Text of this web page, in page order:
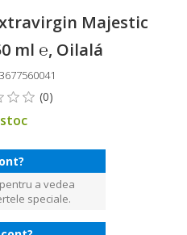
Majestic
ml ℮, Oilalá
pentru a vedea
speciale.